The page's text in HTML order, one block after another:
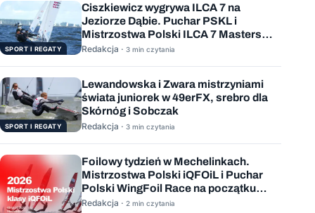
SPORT I REGATY
Ciszkiewicz wygrywa ILCA 7 na
Jeziorze Dąbie. Puchar PSKL i
Mistrzostwa Polski ILCA 7 Masters
rozstrzygnięte
Redakcja · 3 min czytania
SPORT I REGATY
Lewandowska i Zwara mistrzyniami
świata juniorek w 49erFX, srebro dla
Skórnóg i Sobczak
Redakcja · 3 min czytania
Foilowy tydzień w Mechelinkach.
Mistrzostwa Polski iQFOiL i Puchar
Polski WingFoil Race na początku
sierpnia
Redakcja · 2 min czytania